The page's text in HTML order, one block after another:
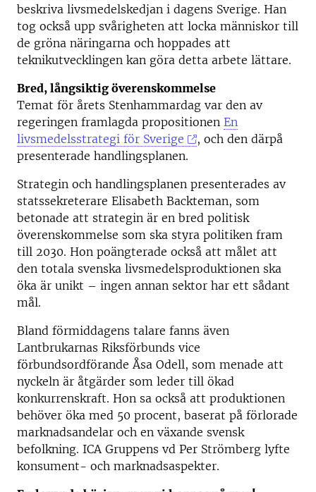
beskriva livsmedelskedjan i dagens Sverige. Han
tog också upp svårigheten att locka människor till
de gröna näringarna och hoppades att
teknikutvecklingen kan göra detta arbete lättare.
Bred, långsiktig överenskommelse
Temat för årets Stenhammardag var den av
regeringen framlagda propositionen En
livsmedelsstrategi för Sverige
, och den därpå
presenterade handlingsplanen.
Strategin och handlingsplanen presenterades av
statssekreterare Elisabeth Backteman, som
betonade att strategin är en bred politisk
överenskommelse som ska styra politiken fram
till 2030. Hon poängterade också att målet att
den totala svenska livsmedelsproduktionen ska
öka är unikt – ingen annan sektor har ett sådant
mål.
Bland förmiddagens talare fanns även
Lantbrukarnas Riksförbunds vice
förbundsordförande Åsa Odell, som menade att
nyckeln är åtgärder som leder till ökad
konkurrenskraft. Hon sa också att produktionen
behöver öka med 50 procent, baserat på förlorade
marknadsandelar och en växande svensk
befolkning. ICA Gruppens vd Per Strömberg lyfte
konsument- och marknadsaspekter.